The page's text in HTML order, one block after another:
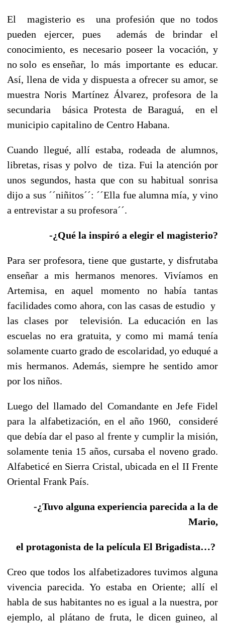
El magisterio es una profesión que no todos
pueden ejercer, pues además de brindar el
conocimiento, es necesario poseer la vocación, y
no solo es enseñar, lo más importante es educar.
Así, llena de vida y dispuesta a ofrecer su amor, se
muestra Noris Martínez Álvarez, profesora de la
secundaria básica Protesta de Baraguá, en el
municipio capitalino de Centro Habana.
Cuando llegué, allí estaba, rodeada de alumnos,
libretas, risas y polvo de tiza. Fui la atención por
unos segundos, hasta que con su habitual sonrisa
dijo a sus ´´niñitos´´: ´´Ella fue alumna mía, y vino
a entrevistar a su profesora´´.
-¿Qué la inspiró a elegir el magisterio?
Para ser profesora, tiene que gustarte, y disfrutaba
enseñar a mis hermanos menores. Vivíamos en
Artemisa, en aquel momento no había tantas
facilidades como ahora, con las casas de estudio y
las clases por televisión. La educación en las
escuelas no era gratuita, y como mi mamá tenía
solamente cuarto grado de escolaridad, yo eduqué a
mis hermanos. Además, siempre he sentido amor
por los niños.
Luego del llamado del Comandante en Jefe Fidel
para la alfabetización, en el año 1960, consideré
que debía dar el paso al frente y cumplir la misión,
solamente tenia 15 años, cursaba el noveno grado.
Alfabeticé en Sierra Cristal, ubicada en el II Frente
Oriental Frank País.
-¿Tuvo alguna experiencia parecida a la de
Mario,
el protagonista de la película El Brigadista…?
Creo que todos los alfabetizadores tuvimos alguna
vivencia parecida. Yo estaba en Oriente; allí el
habla de sus habitantes no es igual a la nuestra, por
ejemplo, al plátano de fruta, le dicen guineo, al